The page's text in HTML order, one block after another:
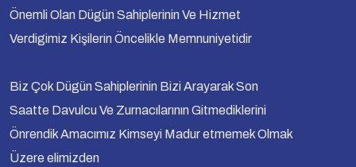
Önemli Olan Dügün Sahiplerinin Ve Hizmet
Verdigimiz Kişilerin Öncelikle Memnuniyetidir
Biz Çok Dügün Sahiplerinin Bizi Arayarak Son
Saatte Davulcu Ve Zurnacılarının Gitmediklerini
Önrendik Amacımız Kimseyi Madur etmemek Olmak
Üzere elimizden